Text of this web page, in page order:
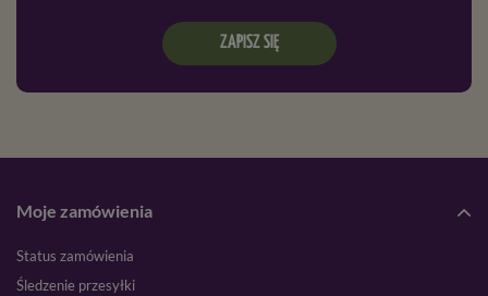
ZAPISZ SIĘ
Moje zamówienia
Status zamówienia
Śledzenie przesyłki